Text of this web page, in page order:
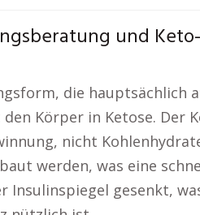
und
die hauptsächlich
Körper in Ketose. Der
nicht
werden, was eine
Insulinspiegel gesenkt,